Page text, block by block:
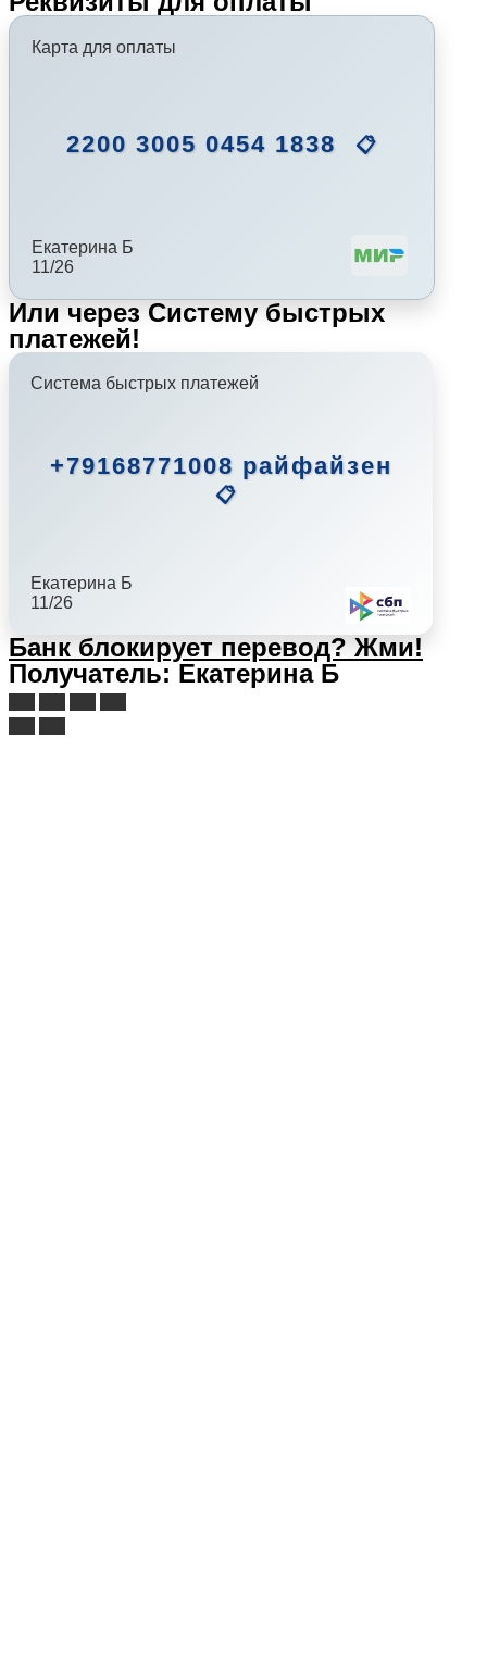
Карта для оплаты
2200 3005 0454 1838 📋
Екатерина Б
11/26
Или через Систему быстрых
платежей!
Система быстрых платежей
+79168771008 райфайзен
📋
Екатерина Б
11/26
Банк блокирует перевод? Жми!
Получатель: Екатерина Б